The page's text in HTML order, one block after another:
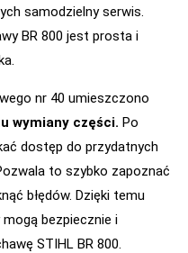
samodzielny serwis.
BR 800 jest prosta i
nr 40 umieszczono
wymiany części. Po
dostęp do przydatnych
to szybko zapoznać
błędów. Dzięki temu
bezpiecznie i
STIHL BR 800.